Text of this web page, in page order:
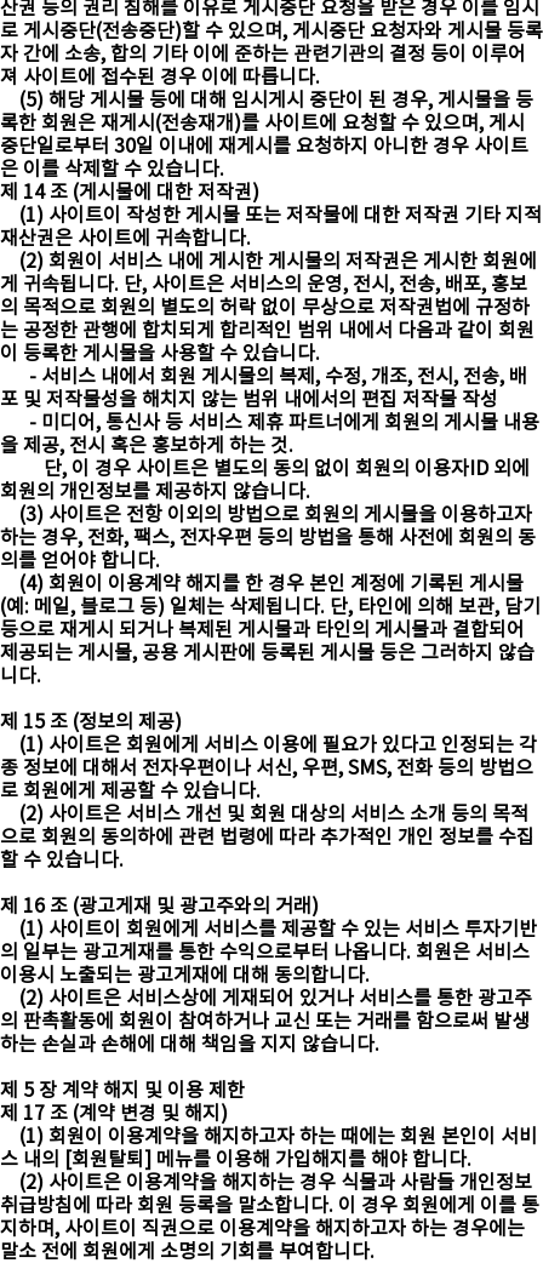
산권 등의 권리 침해를 이유로 게시중단 요청을 받은 경우 이를 임시
로 게시중단(전송중단)할 수 있으며, 게시중단 요청자와 게시물 등록
자 간에 소송, 합의 기타 이에 준하는 관련기관의 결정 등이 이루어
져 사이트에 접수된 경우 이에 따릅니다.
(5) 해당 게시물 등에 대해 임시게시 중단이 된 경우, 게시물을 등
록한 회원은 재게시(전송재개)를 사이트에 요청할 수 있으며, 게시
중단일로부터 30일 이내에 재게시를 요청하지 아니한 경우 사이트
은 이를 삭제할 수 있습니다.
제 14 조 (게시물에 대한 저작권)
(1) 사이트이 작성한 게시물 또는 저작물에 대한 저작권 기타 지적
재산권은 사이트에 귀속합니다.
(2) 회원이 서비스 내에 게시한 게시물의 저작권은 게시한 회원에
게 귀속됩니다. 단, 사이트은 서비스의 운영, 전시, 전송, 배포, 홍보
의 목적으로 회원의 별도의 허락 없이 무상으로 저작권법에 규정하
는 공정한 관행에 합치되게 합리적인 범위 내에서 다음과 같이 회원
이 등록한 게시물을 사용할 수 있습니다.
- 서비스 내에서 회원 게시물의 복제, 수정, 개조, 전시, 전송, 배
포 및 저작물성을 해치지 않는 범위 내에서의 편집 저작물 작성
- 미디어, 통신사 등 서비스 제휴 파트너에게 회원의 게시물 내용
을 제공, 전시 혹은 홍보하게 하는 것.
단, 이 경우 사이트은 별도의 동의 없이 회원의 이용자ID 외에
회원의 개인정보를 제공하지 않습니다.
(3) 사이트은 전항 이외의 방법으로 회원의 게시물을 이용하고자
하는 경우, 전화, 팩스, 전자우편 등의 방법을 통해 사전에 회원의 동
의를 얻어야 합니다.
(4) 회원이 이용계약 해지를 한 경우 본인 계정에 기록된 게시물
(예: 메일, 블로그 등) 일체는 삭제됩니다. 단, 타인에 의해 보관, 담기
등으로 재게시 되거나 복제된 게시물과 타인의 게시물과 결합되어
제공되는 게시물, 공용 게시판에 등록된 게시물 등은 그러하지 않습
니다.
제 15 조 (정보의 제공)
(1) 사이트은 회원에게 서비스 이용에 필요가 있다고 인정되는 각
종 정보에 대해서 전자우편이나 서신, 우편, SMS, 전화 등의 방법으
로 회원에게 제공할 수 있습니다.
(2) 사이트은 서비스 개선 및 회원 대상의 서비스 소개 등의 목적
으로 회원의 동의하에 관련 법령에 따라 추가적인 개인 정보를 수집
할 수 있습니다.
제 16 조 (광고게재 및 광고주와의 거래)
(1) 사이트이 회원에게 서비스를 제공할 수 있는 서비스 투자기반
의 일부는 광고게재를 통한 수익으로부터 나옵니다. 회원은 서비스
이용시 노출되는 광고게재에 대해 동의합니다.
(2) 사이트은 서비스상에 게재되어 있거나 서비스를 통한 광고주
의 판촉활동에 회원이 참여하거나 교신 또는 거래를 함으로써 발생
하는 손실과 손해에 대해 책임을 지지 않습니다.
제 5 장 계약 해지 및 이용 제한
제 17 조 (계약 변경 및 해지)
(1) 회원이 이용계약을 해지하고자 하는 때에는 회원 본인이 서비
스 내의 [회원탈퇴] 메뉴를 이용해 가입해지를 해야 합니다.
(2) 사이트은 이용계약을 해지하는 경우 식물과 사람들 개인정보
취급방침에 따라 회원 등록을 말소합니다. 이 경우 회원에게 이를 통
지하며, 사이트이 직권으로 이용계약을 해지하고자 하는 경우에는
말소 전에 회원에게 소명의 기회를 부여합니다.